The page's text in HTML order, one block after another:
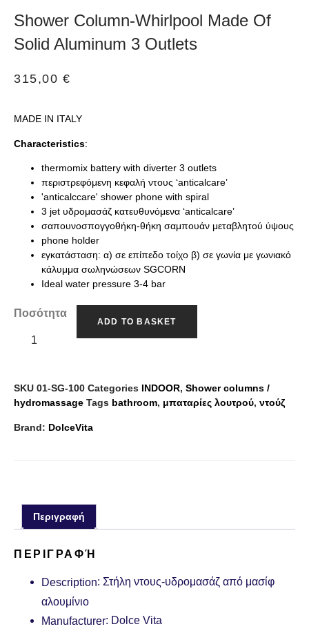
Shower Column-Whirlpool Made Of
Solid Aluminum 3 Outlets
315,00€
MADE IN ITALY
Characteristics:
thermomix battery with diverter 3 outlets
περιστρεφόμενη κεφαλή ντους ‘anticalcare’
'anticalccare' shower phone with spiral
3 jet υδρομασάζ κατευθυνόμενα ‘anticalcare’
σαπουνοσπογγοθήκη-θήκη σαμπουάν μεταβλητού ύψους
phone holder
εγκατάσταση: α) σε επίπεδο τοίχο β) σε γωνία με γωνιακό
κάλυμμα σωληνώσεων SGCORN
Ideal water pressure 3-4 bar
Ποσότητα
ADD TO BASKET
SKU 01-SG-100 Categories INDOOR, Shower columns /
hydromassage Tags bathroom, μπαταρίες λουτρού, ντούζ
Brand: DolceVita
Περιγραφή
ΠΕΡΙΓΡΑΦΉ
Description: Στήλη ντους-υδρομασάζ από μασίφ
αλουμίνιο
Manufacturer: Dolce Vita